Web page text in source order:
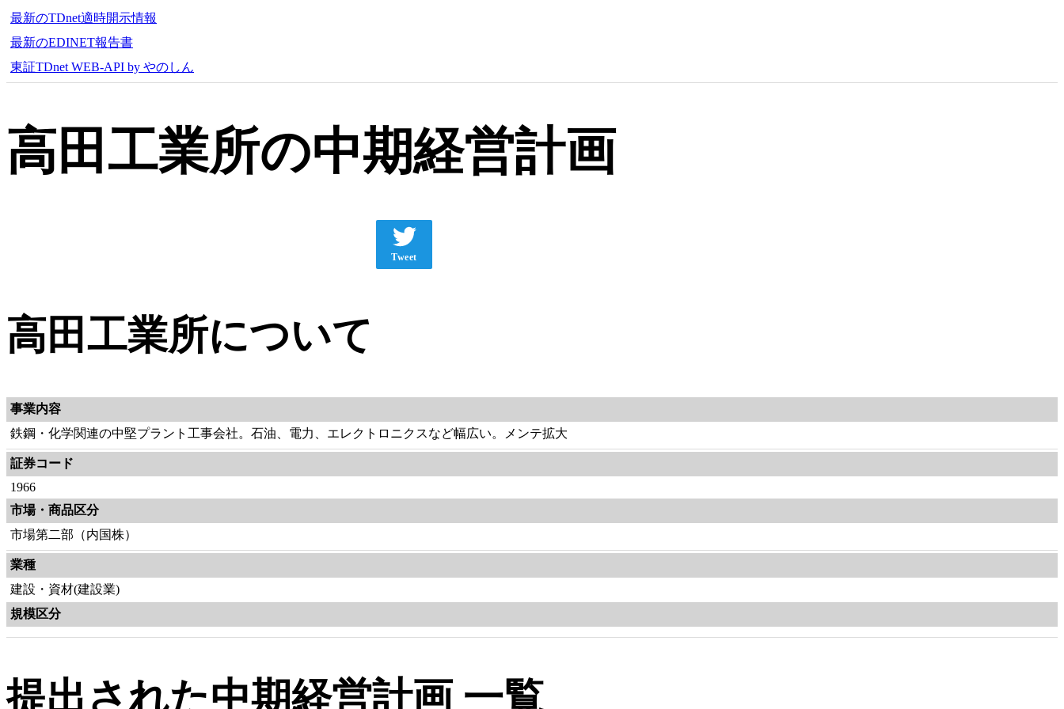
最新のTDnet適時開示情報
最新のEDINET報告書
東証TDnet WEB-API by やのしん
高田工業所の中期経営計画
Tweet
高田工業所について
事業内容
鉄鋼・化学関連の中堅プラント工事会社。石油、電力、エレクトロニクスなど幅広い。メンテ拡大
証券コード
1966
市場・商品区分
市場第二部（内国株）
業種
建設・資材(建設業)
規模区分
提出された中期経営計画 一覧